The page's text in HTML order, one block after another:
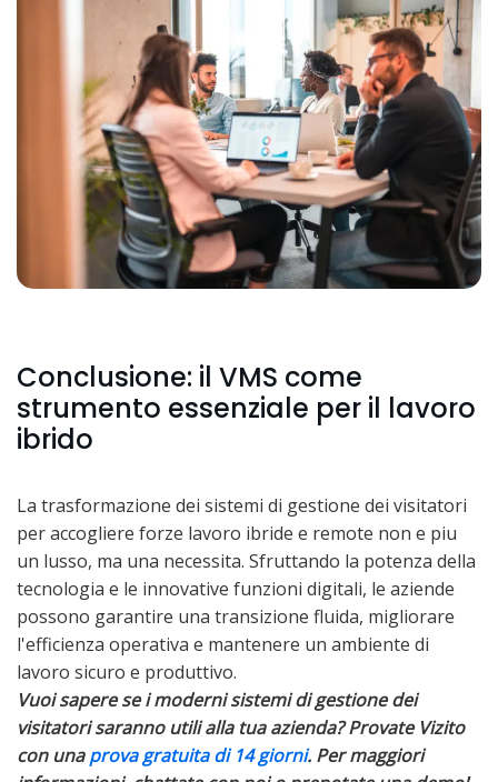
Conclusione: il VMS come
strumento essenziale per il lavoro
ibrido
La trasformazione dei sistemi di gestione dei visitatori
per accogliere forze lavoro ibride e remote non e piu
un lusso, ma una necessita. Sfruttando la potenza della
tecnologia e le innovative funzioni digitali, le aziende
possono garantire una transizione fluida, migliorare
l'efficienza operativa e mantenere un ambiente di
lavoro sicuro e produttivo.
Vuoi sapere se i moderni sistemi di gestione dei
visitatori saranno utili alla tua azienda? Provate Vizito
con unaprova gratuita di 14 giorni. Per maggiori